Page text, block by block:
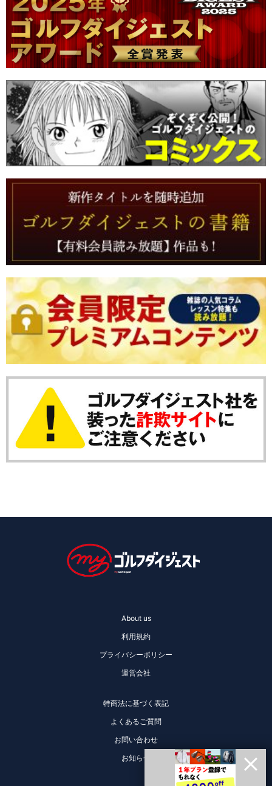
About us
利用規約
プライバシーポリシー
運営会社
特商法に基づく表記
よくあるご質問
お問い合わせ
お知らせ